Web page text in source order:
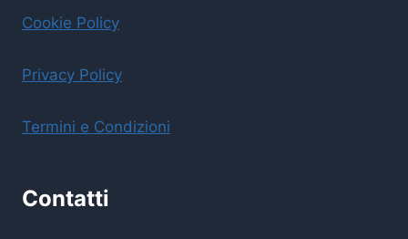
Cookie Policy
Privacy Policy
Termini e Condizioni
Contatti